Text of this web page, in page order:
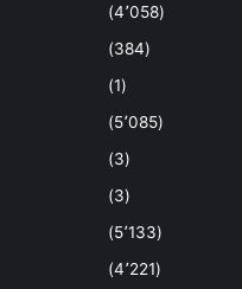
(4٬058)
(384)
(1)
(5٬085)
(3)
(3)
(5٬133)
(4٬221)